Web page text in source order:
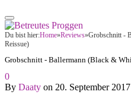
Du bist hier:Home»Reviews»Grobschnitt -
Reissue)
Grobschnitt - Ballermann (Black &
0
By Daaty on 20. September 2017